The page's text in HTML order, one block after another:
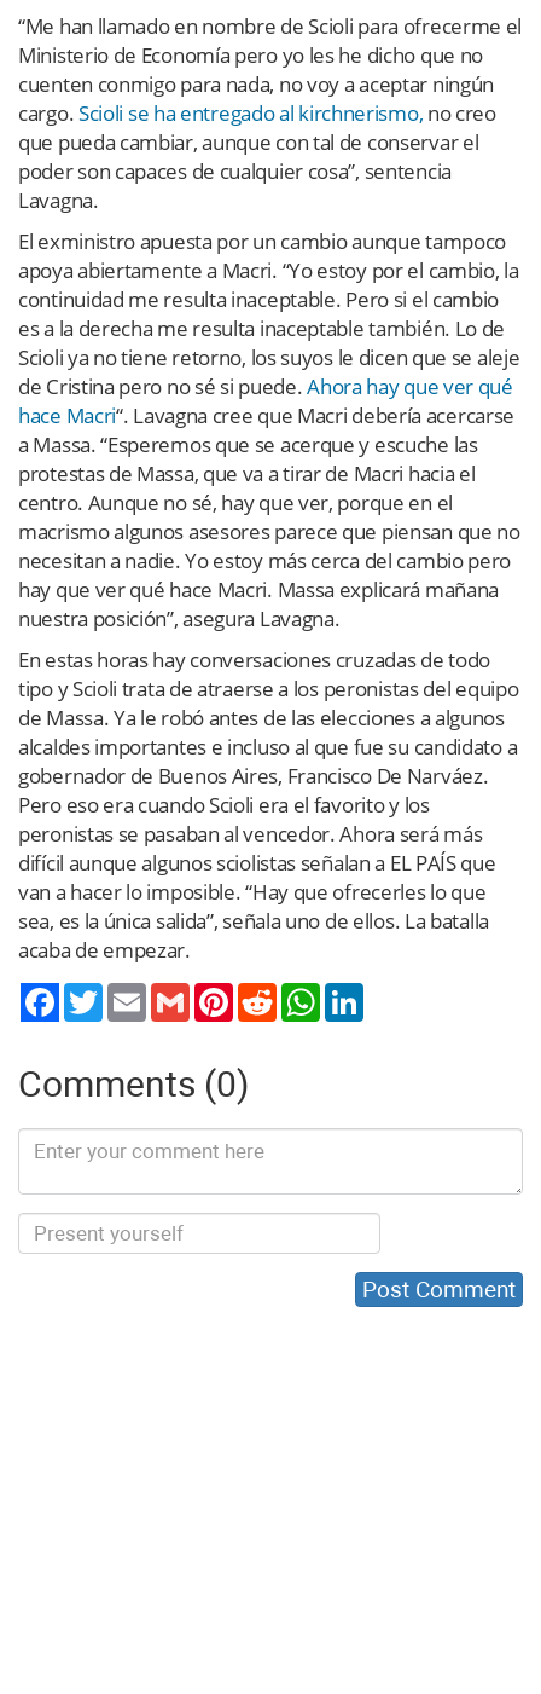
“Me han llamado en nombre de Scioli para ofrecerme el
Ministerio de Economía pero yo les he dicho que no
cuenten conmigo para nada, no voy a aceptar ningún
cargo.Scioli se ha entregado al kirchnerismo, no creo
que pueda cambiar, aunque con tal de conservar el
poder son capaces de cualquier cosa”, sentencia
Lavagna.
El exministro apuesta por un cambio aunque tampoco
apoya abiertamente a Macri. “Yo estoy por el cambio, la
continuidad me resulta inaceptable. Pero si el cambio
es a la derecha me resulta inaceptable también. Lo de
Scioli ya no tiene retorno, los suyos le dicen que se aleje
de Cristina pero no sé si puede.Ahora hay que ver qué
hace Macri“. Lavagna cree que Macri debería acercarse
a Massa. “Esperemos que se acerque y escuche las
protestas de Massa, que va a tirar de Macri hacia el
centro. Aunque no sé, hay que ver, porque en el
macrismo algunos asesores parece que piensan que no
necesitan a nadie. Yo estoy más cerca del cambio pero
hay que ver qué hace Macri. Massa explicará mañana
nuestra posición”, asegura Lavagna.
En estas horas hay conversaciones cruzadas de todo
tipo y Scioli trata de atraerse a los peronistas del equipo
de Massa. Ya le robó antes de las elecciones a algunos
alcaldes importantes e incluso al que fue su candidato a
gobernador de Buenos Aires, Francisco De Narváez.
Pero eso era cuando Scioli era el favorito y los
peronistas se pasaban al vencedor. Ahora será más
difícil aunque algunos sciolistas señalan a EL PAÍS que
van a hacer lo imposible. “Hay que ofrecerles lo que
sea, es la única salida”, señala uno de ellos. La batalla
acaba de empezar.
TwitterEmail Gmail PinterestReddit WhatsApp
Comments (0)